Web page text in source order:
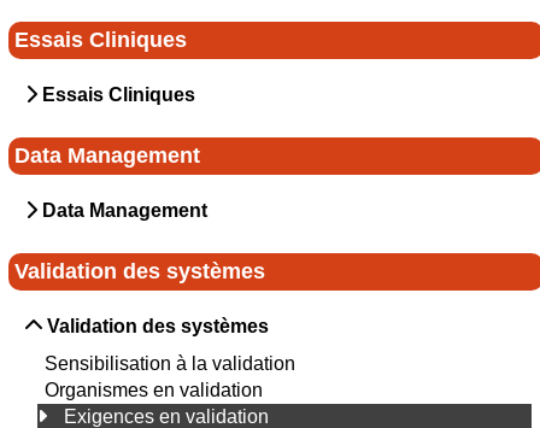
Essais Cliniques
Essais Cliniques
Data Management
Data Management
Validation des systèmes
Validation des systèmes
Sensibilisation à la validation
Organismes en validation
Exigences en validation